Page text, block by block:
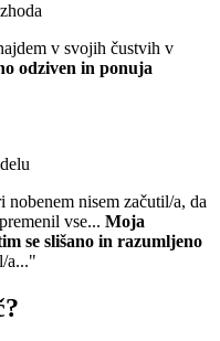
v svojih čustvih v
odziven in ponuja
nisem začutil/a, da
vse... Moja
se slišano in razumljeno
a..."